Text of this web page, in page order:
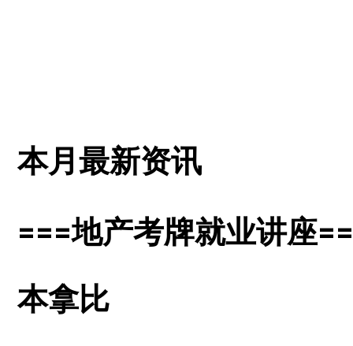
本月最新资讯
===地产考牌就业讲座
本拿比